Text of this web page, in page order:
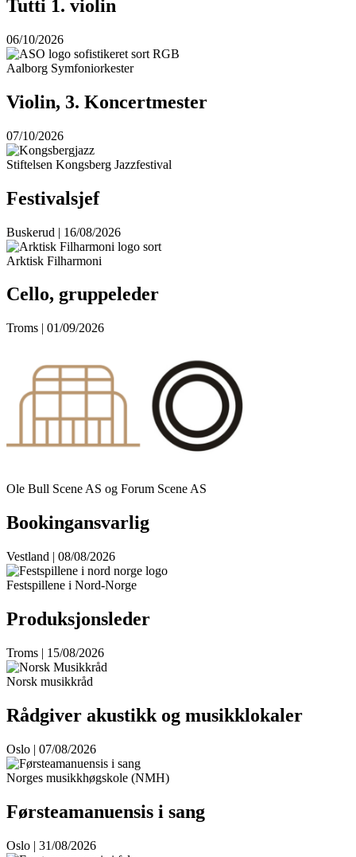
Tutti 1. violin
06/10/2026
Aalborg Symfoniorkester
Violin, 3. Koncertmester
07/10/2026
Stiftelsen Kongsberg Jazzfestival
Festivalsjef
Buskerud | 16/08/2026
Arktisk Filharmoni
Cello, gruppeleder
Troms | 01/09/2026
Ole Bull Scene AS og Forum Scene AS
Bookingansvarlig
Vestland | 08/08/2026
Festspillene i Nord-Norge
Produksjonsleder
Troms | 15/08/2026
Norsk musikkråd
Rådgiver akustikk og musikklokaler
Oslo | 07/08/2026
Norges musikkhøgskole (NMH)
Førsteamanuensis i sang
Oslo | 31/08/2026